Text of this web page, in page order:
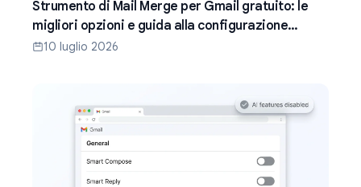
Strumento di Mail Merge per Gmail gratuito: le
migliori opzioni e guida alla configurazione
(2026)
10 luglio 2026